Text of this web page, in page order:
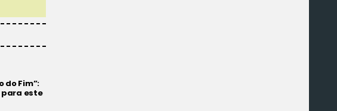
do Fim”:
para este